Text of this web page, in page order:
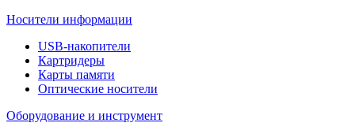
Носители информации
USB-накопители
Картридеры
Карты памяти
Оптические носители
Оборудование и инструмент